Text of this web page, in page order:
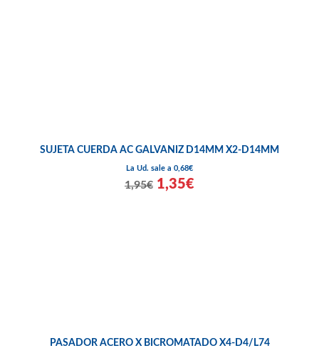
SUJETA CUERDA AC GALVANIZ D14MM X2-D14MM
La Ud. sale a 0,68€
1,95€ 1,35€
PASADOR ACERO X BICROMATADO X4-D4/L74